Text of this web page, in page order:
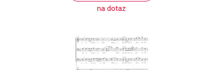
na dotaz